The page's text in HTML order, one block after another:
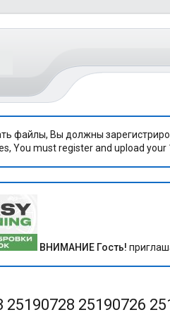
файлы, Вы должны
You must register and upload
ВНИМАНИЕ Гость!
25190728 25190726